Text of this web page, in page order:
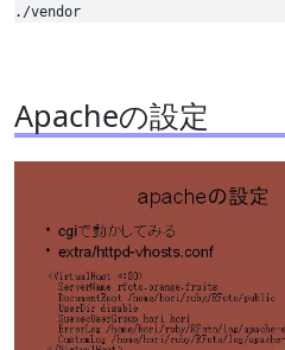
Apacheの設定